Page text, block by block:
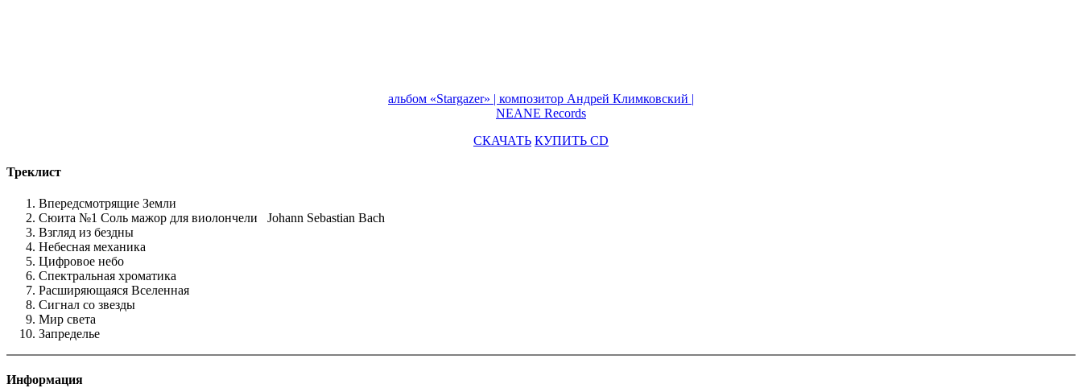
альбом «Stargazer» | композитор Андрей Климковский |
NEANE Records
СКАЧАТЬ КУПИТЬ CD
Треклист
Впередсмотрящие Земли
Сюита №1 Соль мажор для виолончели Johann Sebastian Bach
Взгляд из бездны
Небесная механика
Цифровое небо
Спектральная хроматика
Расширяющаяся Вселенная
Сигнал со звезды
Мир света
Запределье
Информация